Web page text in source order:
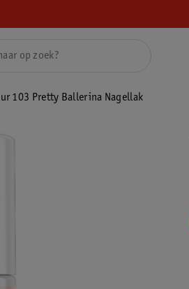
103 Pretty Ballerina Nagellak